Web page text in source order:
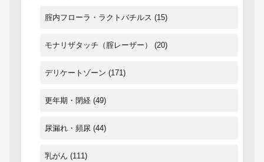
腟内フローラ・ラクトバチルス (15)
モナリザタッチ（腟レーザー） (20)
デリケートゾーン (171)
更年期・閉経 (49)
尿漏れ・頻尿 (44)
乳がん (111)